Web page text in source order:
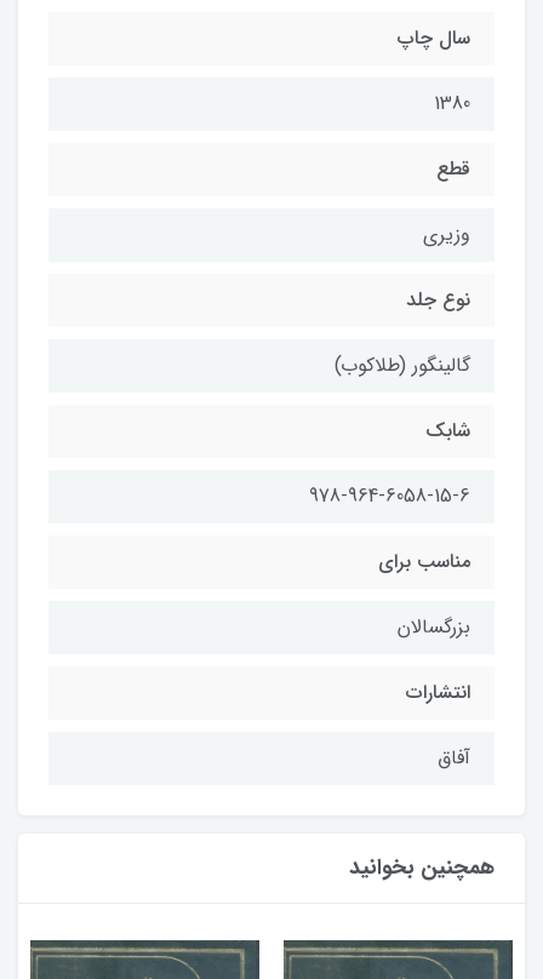
سال چاپ
1380
قطع
وزيري
نوع جلد
گالينگور (طلاكوب)
شابك
978-964-6058-15-6
مناسب براي
بزرگسالان
انتشارات
آفاق
همچنین بخوانید